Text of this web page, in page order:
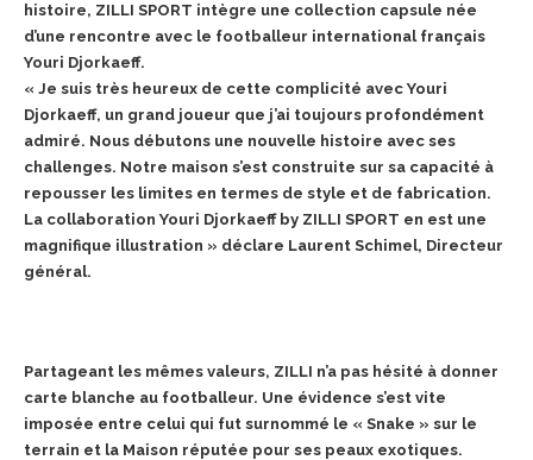
histoire, ZILLI SPORT intègre une collection capsule née
d’une rencontre avec le footballeur international français
Youri Djorkaeff.
« Je suis très heureux de cette complicité avec Youri
Djorkaeff, un grand joueur que j’ai toujours profondément
admiré. Nous débutons une nouvelle histoire avec ses
challenges. Notre maison s’est construite sur sa capacité à
repousser les limites en termes de style et de fabrication.
La collaboration Youri Djorkaeff by ZILLI SPORT en est une
magnifique illustration » déclare Laurent Schimel, Directeur
général.
Partageant les mêmes valeurs, ZILLI n’a pas hésité à donner
carte blanche au footballeur. Une évidence s’est vite
imposée entre celui qui fut surnommé le « Snake » sur le
terrain et la Maison réputée pour ses peaux exotiques.